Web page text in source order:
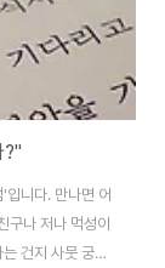
?"
입니다. 만나면 어
구나 저나 먹성이
건지 사뭇 궁금